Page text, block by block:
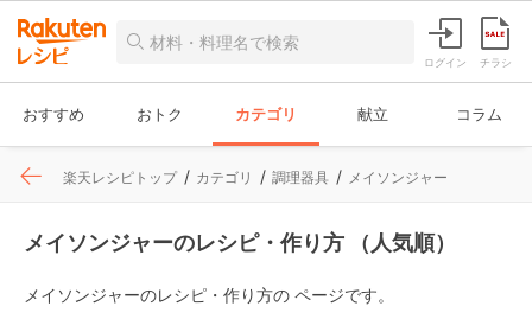
ログイン チラシ
おすすめ おトク カテゴリ 献立 コラム
楽天レシピトップ カテゴリ 調理器具 メイソンジャー
メイソンジャーのレシピ・作り方 （人気順）
メイソンジャーのレシピ・作り方の ページです。